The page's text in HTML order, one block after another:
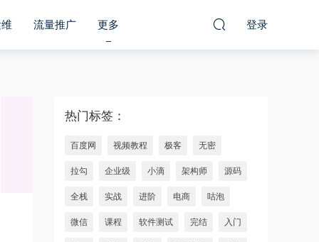
流量推广 更多 登录
热门标签：
百度网 视频教程 极客 无密
拉勾 企业级 小滴 架构师 源码
全栈 实战 进阶 电商 咕泡
微信 课程 软件测试 完结 入门